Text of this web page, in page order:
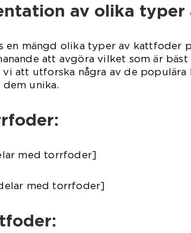
av olika
en mängd olika typer av kattfoder
att avgöra vilket som är
vi att utforska några av de
unika.
med torrfoder]
med torrfoder]